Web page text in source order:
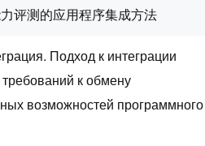
评测的应用程序集成方法
Подход к интеграции
к обмену
возможностей программного